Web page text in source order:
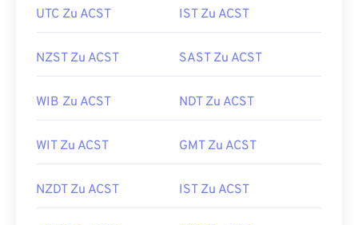
UTC Zu ACST IST Zu ACST
NZST Zu ACST SAST Zu ACST
WIB Zu ACST NDT Zu ACST
WIT Zu ACST GMT Zu ACST
NZDT Zu ACST IST Zu ACST